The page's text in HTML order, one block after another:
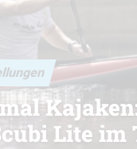
Lite im